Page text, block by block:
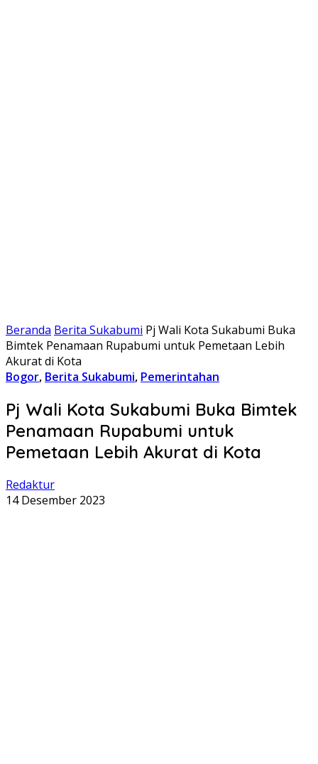
Beranda Berita Sukabumi Pj Wali Kota Sukabumi Buka
Bimtek Penamaan Rupabumi untuk Pemetaan Lebih
Akurat di Kota
Bogor, Berita Sukabumi, Pemerintahan
Pj Wali Kota Sukabumi Buka Bimtek
Penamaan Rupabumi untuk
Pemetaan Lebih Akurat di Kota
Redaktur
14 Desember 2023